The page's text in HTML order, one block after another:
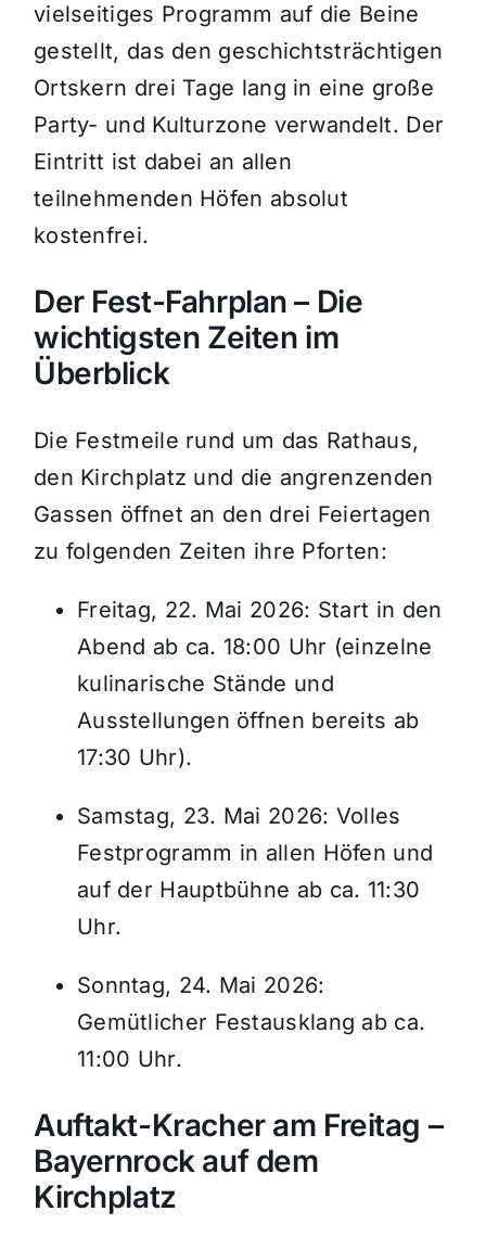
vielseitiges Programm auf die Beine
gestellt, das den geschichtsträchtigen
Ortskern drei Tage lang in eine große
Party- und Kulturzone verwandelt. Der
Eintritt ist dabei an allen
teilnehmenden Höfen absolut
kostenfrei.
Der Fest-Fahrplan – Die
wichtigsten Zeiten im
Überblick
Die Festmeile rund um das Rathaus,
den Kirchplatz und die angrenzenden
Gassen öffnet an den drei Feiertagen
zu folgenden Zeiten ihre Pforten:
Freitag, 22. Mai 2026: Start in den
Abend ab ca. 18:00 Uhr (einzelne
kulinarische Stände und
Ausstellungen öffnen bereits ab
17:30 Uhr).
Samstag, 23. Mai 2026: Volles
Festprogramm in allen Höfen und
auf der Hauptbühne ab ca. 11:30
Uhr.
Sonntag, 24. Mai 2026:
Gemütlicher Festausklang ab ca.
11:00 Uhr.
Auftakt-Kracher am Freitag –
Bayernrock auf dem
Kirchplatz